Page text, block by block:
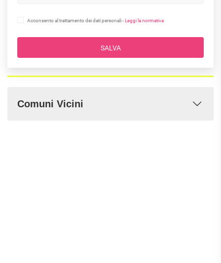
Acconsento al trattamento dei dati personali -Leggi la normativa
SALVA
Comuni Vicini